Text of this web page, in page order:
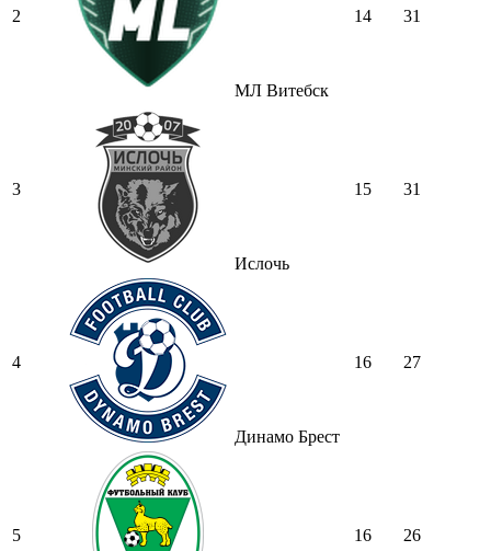
2
МЛ Витебск
14 31
3
Ислочь
15 31
4
Динамо Брест
16 27
5 16 26